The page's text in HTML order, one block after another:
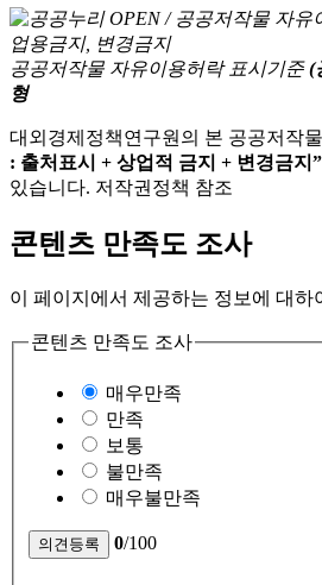
공공저작물 자유이용허락 표시기준 (
형
대외경제정책연구원의 본 공공저작
: 출처표시 + 상업적 금지 + 변경금지”
있습니다. 저작권정책 참조
콘텐츠 만족도 조사
이 페이지에서 제공하는 정보에 대하
콘텐츠 만족도 조사
매우만족
만족
보통
불만족
매우불만족
0/100